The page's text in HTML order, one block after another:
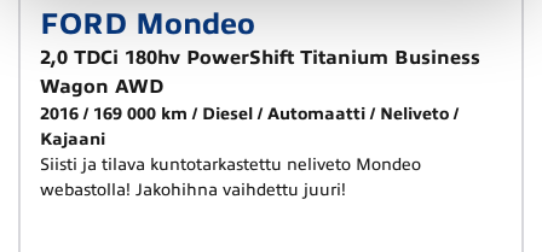
FORD Mondeo
2,0 TDCi 180hv PowerShift Titanium Business
Wagon AWD
2016 169 000 km Diesel Automaatti
Neliveto
Kajaani
Siisti ja tilava kuntotarkastettu neliveto Mondeo
webastolla! Jakohihna vaihdettu juuri!